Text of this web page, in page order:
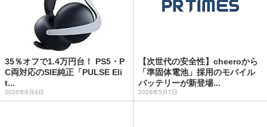
35％オフで1.4万円台！ PS5・P
C両対応のSIE純正「PULSE Eli
t...
2026年6月4日
【次世代の安全性】cheeroから
「準固体電池」採用のモバイル
バッテリーが新登場...
2026年5月7日